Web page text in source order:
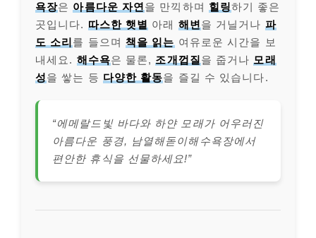
욕장은 아름다운 자연 을 만끽하며 힐링하기 좋은
곳입니다. 따스한 햇볕 아래 해변 을 거닐거나 파
도 소리 를 들으며책을 읽는 여유로운 시간을 보
내세요. 해수욕은 물론, 조개껍질 을 줍거나 모래
성을 쌓는 등 다양한 활동을 즐길 수 있습니다.
“에메랄드빛 바다와 하얀 모래가 어우러진
아름다운 풍경, 남열해돋이해수욕장에서
편안한 휴식을 선물하세요!”